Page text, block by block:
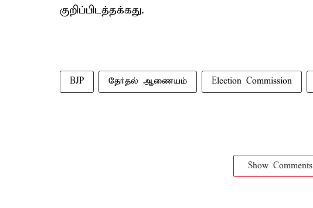
குறிப்பிடத்தக்கது.
BJP தேர்தல் ஆணையம் Election Commission
Show Comments